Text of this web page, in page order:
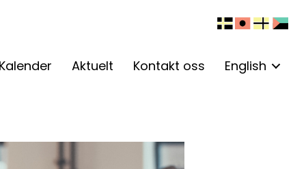
Kalender Aktuelt Kontakt oss English